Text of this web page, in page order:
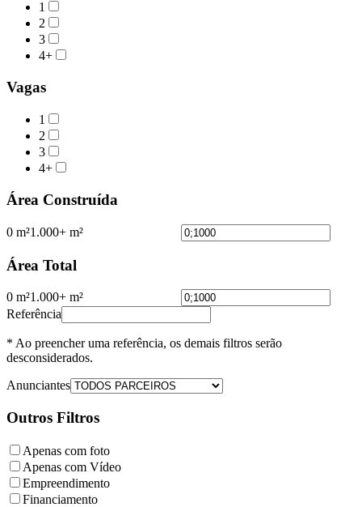
1
2
3
4+
Vagas
1
2
3
4+
Área Construída
0 m²1.000+ m²
Área Total
0 m²1.000+ m²
Referência
* Ao preencher uma referência, os demais filtros serão
desconsiderados.
Anunciantes
Outros Filtros
Apenas com foto
Apenas com Vídeo
Empreendimento
Financiamento